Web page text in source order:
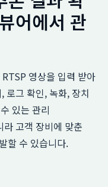
어에서 관
영상을 입력 받아
로그 확인, 녹화, 장치
있는 관리
고객 장비에 맞춘
할 수 있습니다.